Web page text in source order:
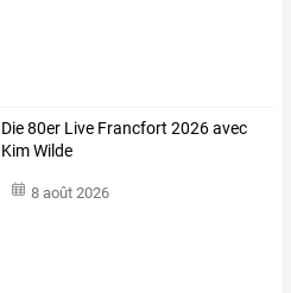
Die 80er Live Francfort 2026 avec
Kim Wilde
8 août 2026